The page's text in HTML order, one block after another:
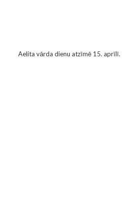
Aelita vārda dienu atzīmē 15. aprīlī.